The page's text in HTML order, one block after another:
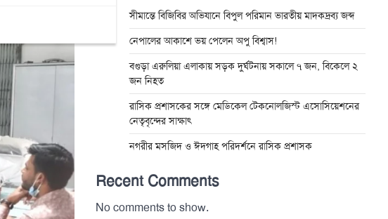
সীমান্তে বিজিবির অভিযানে বিপুল পরিমান ভারতীয় মাদকদ্রব্য জব্দ
নেপালের আকাশে ভয় পেলেন অপু বিশ্বাস!
বগুড়া এরুলিয়া এলাকায় সড়ক দুর্ঘট্নায় সকালে ৭ জন, বিকেলে ২
জন নিহত
রাসিক প্রশাসকের সঙ্গে মেডিকেল টেকনোলজিস্ট এসোসিয়েশনের
নেতৃবৃন্দের সাক্ষাৎ
নগরীর মসজিদ ও ঈদগাহ পরিদর্শনে রাসিক প্রশাসক
Recent Comments
No comments to show.